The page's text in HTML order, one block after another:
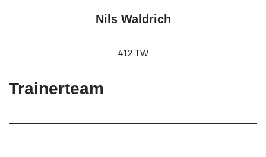
Nils Waldrich
#12 TW
Trainerteam